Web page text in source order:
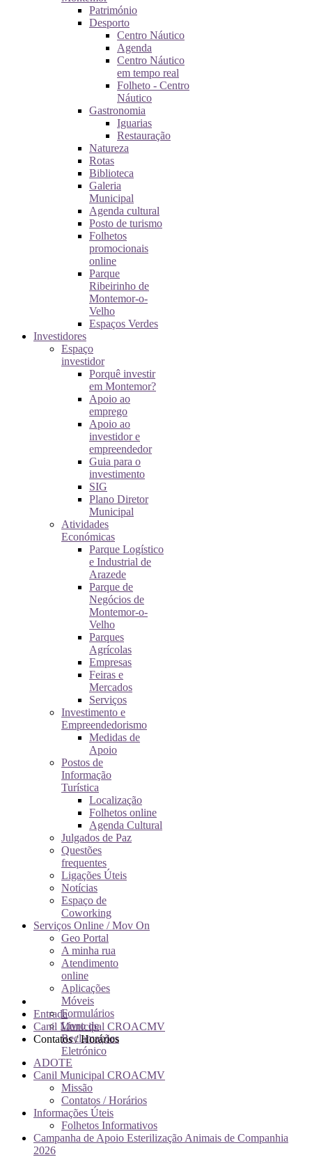
Património
Desporto
Centro Náutico
Agenda
Centro Náutico
em tempo real
Folheto - Centro
Náutico
Gastronomia
Iguarias
Restauração
Natureza
Rotas
Biblioteca
Galeria
Municipal
Agenda cultural
Posto de turismo
Folhetos
promocionais
online
Parque
Ribeirinho de
Montemor-o-
Velho
Espaços Verdes
Investidores
Espaço
investidor
Porquê investir
em Montemor?
Apoio ao
emprego
Apoio ao
investidor e
empreendedor
Guia para o
investimento
SIG
Plano Diretor
Municipal
Atividades
Económicas
Parque Logístico
e Industrial de
Arazede
Parque de
Negócios de
Montemor-o-
Velho
Parques
Agrícolas
Empresas
Feiras e
Mercados
Serviços
Investimento e
Empreendedorismo
Medidas de
Apoio
Postos de
Informação
Turística
Localização
Folhetos online
Agenda Cultural
Julgados de Paz
Questões
frequentes
Ligações Úteis
Notícias
Espaço de
Coworking
Serviços Online / Mov On
Geo Portal
A minha rua
Atendimento
online
Aplicações
Móveis
Formulários
Livro de
Reclamações
Eletrónico
Entrada
Canil Municipal CROACMV
Contatos / Horários
ADOTE
Canil Municipal CROACMV
Missão
Contatos / Horários
Informações Úteis
Folhetos Informativos
Campanha de Apoio Esterilização Animais de Companhia
2026